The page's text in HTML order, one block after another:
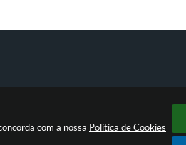
com a nossa Política de Cookies